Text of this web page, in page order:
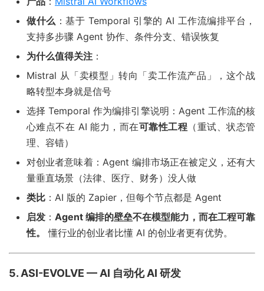
做什么 ：基于 Temporal 引擎的 AI 工作流编排平台，
支持多步骤 Agent 协作、条件分支、错误恢复
为什么值得关注 ：
Mistral 从「卖模型」转向「卖工作流产品」，这个战
略转型本身就是信号
选择 Temporal 作为编排引擎说明：Agent 工作流的核
心难点不在 AI 能力，而在可靠性工程 （重试、状态管
理、容错）
对创业者意味着：Agent 编排市场正在被定义，还有大
量垂直场景（法律、医疗、财务）没人做
类比 ：AI 版的 Zapier，但每个节点都是 Agent
启发 ： Agent 编排的壁垒不在模型能力，而在工程可靠
性。
懂行业的创业者比懂 AI 的创业者更有优势。
5. ASI-EVOLVE — AI 自动化 AI 研发